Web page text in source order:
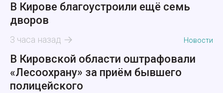
В Кирове благоустроили ещё семь
дворов
3 часа назад Новости
В Кировской области оштрафовали
«Лесоохрану» за приём бывшего
полицейского